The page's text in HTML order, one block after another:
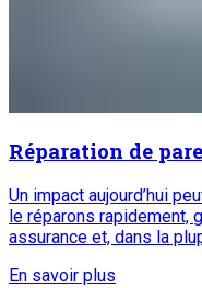
Réparation de
Un impact aujourd’hui
le réparons rapidement,
assurance et, dans la
En savoir plus